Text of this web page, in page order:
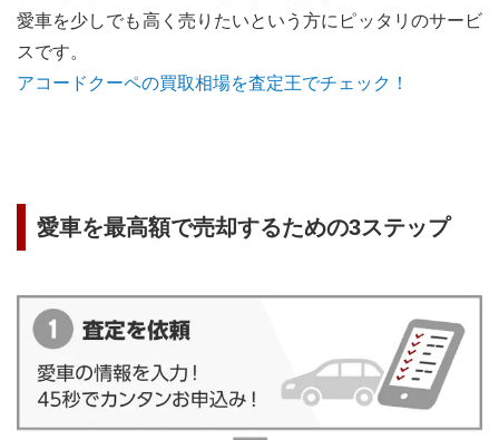
愛車を少しでも高く売りたいという方にピッタリのサービ
スです。
アコードクーペの買取相場を査定王でチェック！
愛車を最高額で売却するための3ステップ